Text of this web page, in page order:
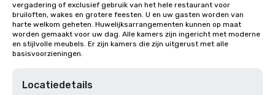
vergadering of exclusief gebruik van het hele restaurant voor
bruiloften, wakes en grotere feesten. U en uw gasten worden van
harte welkom geheten. Huwelijksarrangementen kunnen op maat
worden gemaakt voor uw dag. Alle kamers zijn ingericht met moderne
en stijlvolle meubels. Er zijn kamers die zijn uitgerust met alle
basisvoorzieningen.
Locatiedetails